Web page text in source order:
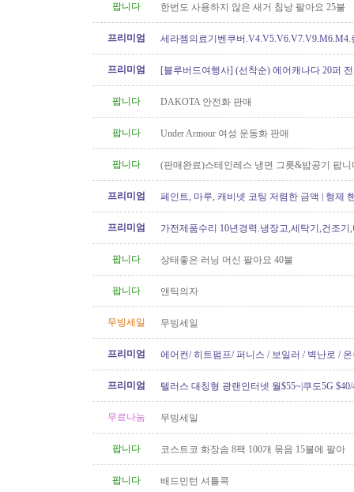
팝니다 한번도 사용하지 않은 새거 침낭 팔아요 25불
프리미엄
세라젬의료기벤쿠버.V4.V5.V6.V7.V9.M6.M4.
프리미엄
[블루버드여행사] (선착순) 에어캐나다 20퍼
팝니다 DAKOTA 안전화 판매
팝니다 Under Armour 여성 운동화 판매
팝니다 (판매완료)스테인레스 냉면 그릇&밥공기 팝니
프리미엄 페인트, 마루, 캐비넷 코팅 저렴한 금액 | 형제
프리미엄
가전제품수리 10년경력.냉장고,세탁기,건조기
팝니다
상태좋은 러닝 머신 팔아요 40불
팝니다 앤틱의자
무빙세일 무빙세일
프리미엄
에어컨/ 히트펌프/ 퍼니스 / 보일러 / 벽난로 /
프리미엄
텔러스 대칭형 광랜인터넷 월$55~|쿠도5G $40/
무료나눔
무빙세일
팝니다 코스트코 화장솜 8팩 100개 묶음 15불에 팔아
팝니다 배드민턴 셔틀콕